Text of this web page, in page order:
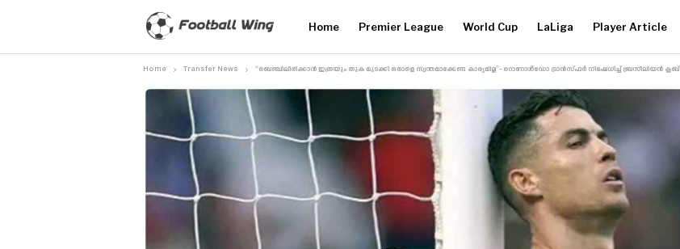
Home Premier League World Cup LaLiga Player Article
Home Transfer News “ബെഞ്ചിലിരിക്കാൻ ഇത്രയും തുക മുടക്കി ഒരാളെ സ്വന്തമാക്കേണ്ട കാര്യമില്ല”- റൊണാൾഡോ ട്രാൻസ്‌ഫർ നിഷേധിച്ച് ബ്രസീലിയൻ ക്ലബ്